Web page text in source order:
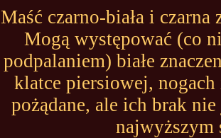
Maść czarno-biała i
Mogą występować (co
podpalaniem) białe
klatce piersiowej,
pożądane, ale ich brak
najwyższym